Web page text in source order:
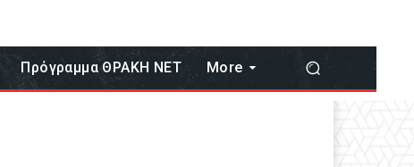
Πρόγραμμα ΘΡΑΚΗ ΝΕΤ More